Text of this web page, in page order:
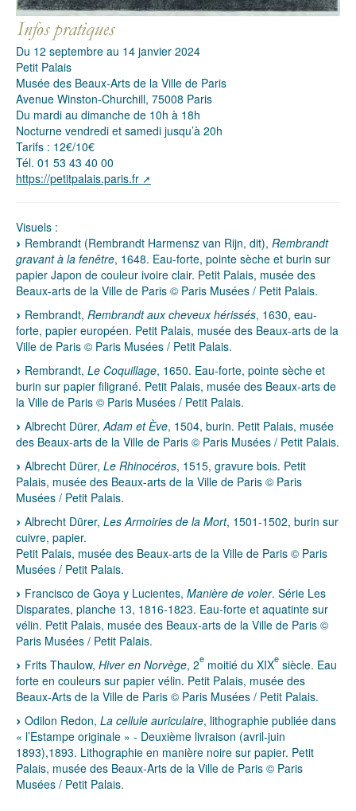
Du 12 septembre au 14 janvier 2024
Petit Palais
Musée des Beaux-Arts de la Ville de Paris
Avenue Winston-Churchill, 75008 Paris
Du mardi au dimanche de 10h à 18h
Nocturne vendredi et samedi jusqu’à 20h
Tarifs : 12€/10€
Tél. 01 53 43 40 00
https://petitpalais.paris.fr
Visuels :
Rembrandt (Rembrandt Harmensz van Rijn, dit), Rembrandt
gravant à la fenêtre, 1648. Eau-forte, pointe sèche et burin sur
papier Japon de couleur ivoire clair. Petit Palais, musée des
Beaux-arts de la Ville de Paris © Paris Musées / Petit Palais.
Rembrandt, Rembrandt aux cheveux hérissés, 1630, eau-
forte, papier européen. Petit Palais, musée des Beaux-arts de la
Ville de Paris © Paris Musées / Petit Palais.
Rembrandt, Le Coquillage, 1650. Eau-forte, pointe sèche et
burin sur papier filigrané. Petit Palais, musée des Beaux-arts de
la Ville de Paris © Paris Musées / Petit Palais.
Albrecht Dürer, Adam et Ève, 1504, burin. Petit Palais, musée
des Beaux-arts de la Ville de Paris © Paris Musées / Petit Palais.
Albrecht Dürer, Le Rhinocéros, 1515, gravure bois. Petit
Palais, musée des Beaux-arts de la Ville de Paris © Paris
Musées / Petit Palais.
Albrecht Dürer, Les Armoiries de la Mort, 1501-1502, burin sur
cuivre, papier.
Petit Palais, musée des Beaux-arts de la Ville de Paris © Paris
Musées / Petit Palais.
Francisco de Goya y Lucientes, Manière de voler. Série Les
Disparates, planche 13, 1816-1823. Eau-forte et aquatinte sur
vélin. Petit Palais, musée des Beaux-arts de la Ville de Paris ©
Paris Musées / Petit Palais.
Frits Thaulow, Hiver en Norvège, 2e moitié du XIXe siècle. Eau
forte en couleurs sur papier vélin. Petit Palais, musée des
Beaux-Arts de la Ville de Paris © Paris Musées / Petit Palais.
Odilon Redon, La cellule auriculaire, lithographie publiée dans
« l’Estampe originale » - Deuxième livraison (avril-juin
1893),1893. Lithographie en manière noire sur papier. Petit
Palais, musée des Beaux-Arts de la Ville de Paris © Paris
Musées / Petit Palais.